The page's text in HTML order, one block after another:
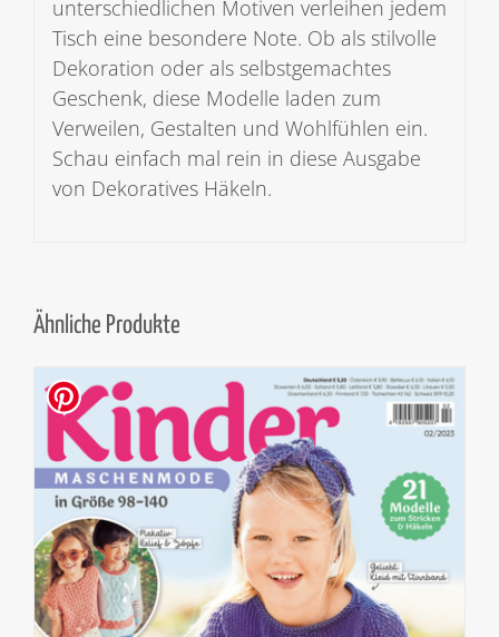
unterschiedlichen Motiven verleihen jedem
Tisch eine besondere Note. Ob als stilvolle
Dekoration oder als selbstgemachtes
Geschenk, diese Modelle laden zum
Verweilen, Gestalten und Wohlfühlen ein.
Schau einfach mal rein in diese Ausgabe
von Dekoratives Häkeln.
Ähnliche Produkte